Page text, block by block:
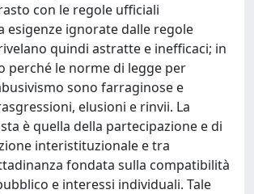
con le regole ufficiali
esigenze ignorate dalle regole
quindi astratte e inefficaci; in
perché le norme di legge per
sono farraginose e
elusioni e rinvii. La
è quella della partecipazione e di
interistituzionale e tra
fondata sulla compatibilità
e interessi individuali. Tale